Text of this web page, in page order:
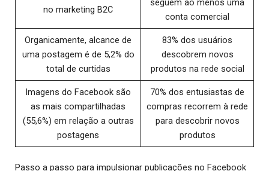
no marketing B2C
seguem ao menos uma
conta comercial
Organicamente, alcance de
uma postagem é de 5,2% do
total de curtidas
83% dos usuários
descobrem novos
produtos na rede social
Imagens do Facebook são
as mais compartilhadas
(55,6%) em relação a outras
postagens
70% dos entusiastas de
compras recorrem à rede
para descobrir novos
produtos
Passo a passo para impulsionar publicações no Facebook